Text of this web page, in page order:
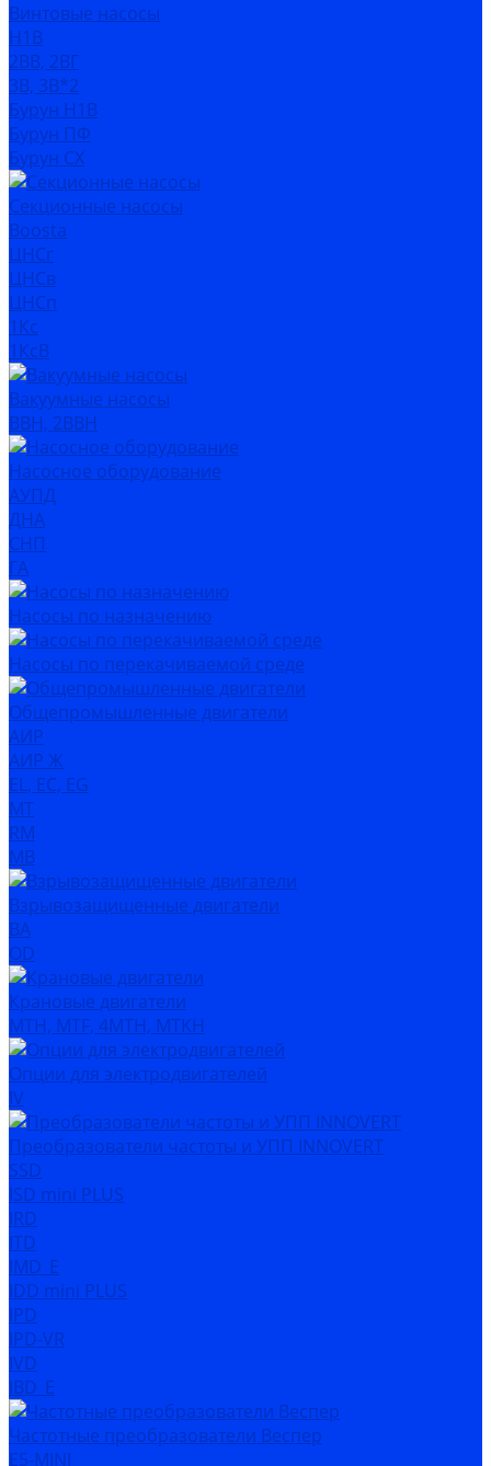
Винтовые насосы
Н1В
2ВВ, 2ВГ
3В, 3В*2
Бурун Н1В
Бурун ПФ
Бурун СХ
Секционные насосы
Boosta
ЦНСг
ЦНСв
ЦНСп
1Кс
1КсВ
Вакуумные насосы
ВВН, 2ВВН
Насосное оборудование
АУПД
ДНА
СНП
ГА
Насосы по назначению
Насосы по перекачиваемой среде
Общепромышленные двигатели
АИР
АИР Ж
EL, EC, EG
MT
RM
MB
Взрывозащищенные двигатели
ВА
OD
Крановые двигатели
MTH, MTF, 4MTH, MTKH
Опции для электродвигателей
IV
Преобразователи частоты и УПП INNOVERT
SSD
ISD mini PLUS
IRD
ITD
IMD_E
IDD mini PLUS
IPD
IРD-VR
IVD
IBD_E
Частотные преобразователи Веспер
Е5-MINI